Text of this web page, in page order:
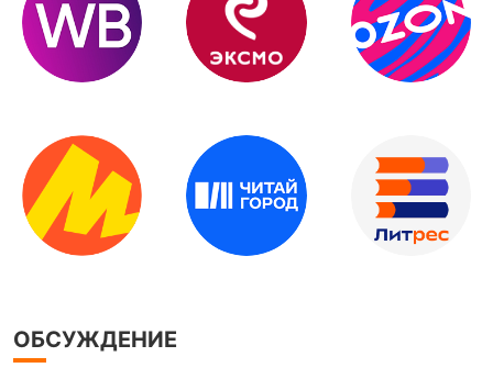
ОБСУЖДЕНИЕ